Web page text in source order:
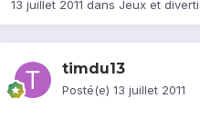
13 juillet 2011 dans Jeux et
timdu13
Posté(e) 13 juillet 2011